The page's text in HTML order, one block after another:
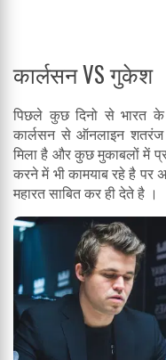
कार्लसन VS गुकेश
पिछले कुछ दिनो से भारत के
कार्लसन से ऑनलाइन शतरंज
मिला है और कुछ मुकाबलों में
करने में भी कामयाब रहे है पर
महारत साबित कर ही देते है ।